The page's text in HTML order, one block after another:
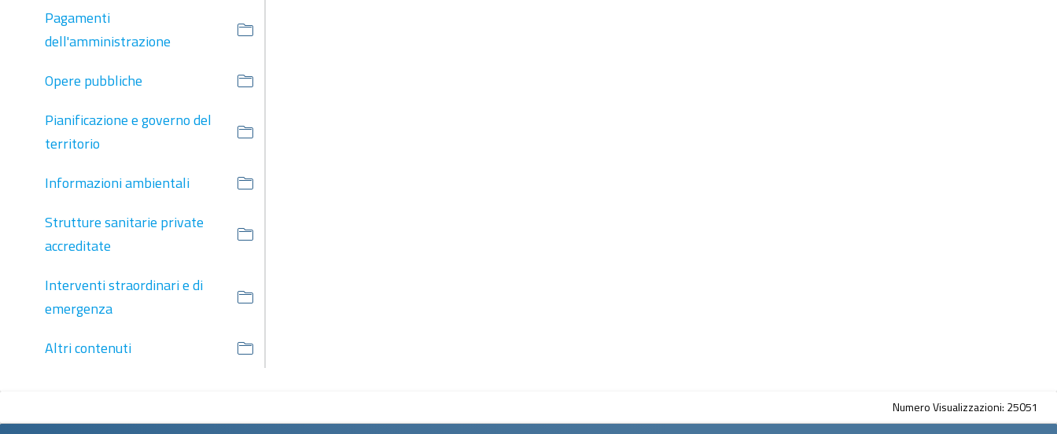
Pagamenti
dell'amministrazione
Opere pubbliche
Pianificazione e governo del
territorio
Informazioni ambientali
Strutture sanitarie private
accreditate
Interventi straordinari e di
emergenza
Altri contenuti
Numero Visualizzazioni: 25051